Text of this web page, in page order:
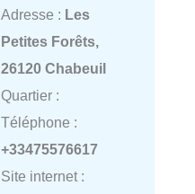
Adresse : Les
Petites Forêts,
26120 Chabeuil
Quartier :
Téléphone :
+33475576617
Site internet :